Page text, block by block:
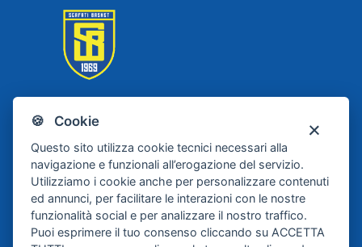
🍪 Cookie
Questo sito utilizza cookie tecnici necessari alla
navigazione e funzionali all’erogazione del servizio.
Utilizziamo i cookie anche per personalizzare contenuti
ed annunci, per facilitare le interazioni con le nostre
funzionalità social e per analizzare il nostro traffico.
Puoi esprimere il tuo consenso cliccando su ACCETTA
Scafati Basket